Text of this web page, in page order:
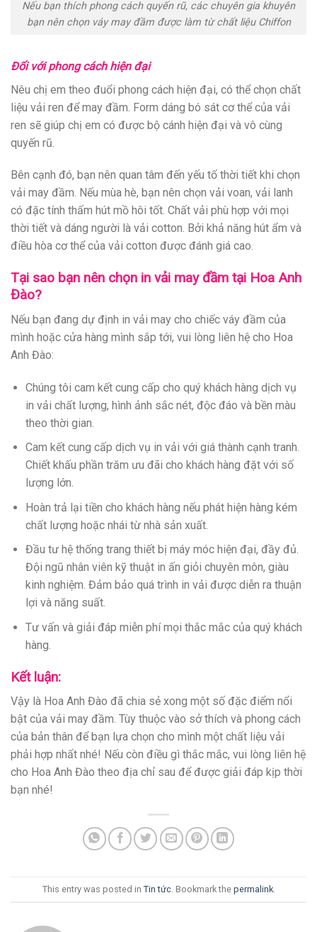
Nếu bạn thích phong cách quyến rũ, các chuyên gia khuyên
bạn nên chọn váy may đầm được làm từ chất liệu Chiffon
Đối với phong cách hiện đại
Nêu chị em theo đuổi phong cách hiện đại, có thể chọn chất
liệu vải ren để may đầm. Form dáng bó sát cơ thể của vải
ren sẽ giúp chị em có được bộ cánh hiện đại và vô cùng
quyến rũ.
Bên cạnh đó, bạn nên quan tâm đến yếu tố thời tiết khi chọn
vải may đầm. Nếu mùa hè, bạn nên chọn vải voan, vải lanh
có đặc tính thấm hút mồ hôi tốt. Chất vải phù hợp với mọi
thời tiết và dáng người là vải cotton. Bởi khả năng hút ẩm và
điều hòa cơ thể của vải cotton được đánh giá cao.
Tại sao bạn nên chọn in vải may đầm tại Hoa Anh
Đào?
Nếu bạn đang dự định in vải may cho chiếc váy đầm của
mình hoặc cửa hàng mình sắp tới, vui lòng liên hệ cho Hoa
Anh Đào:
Chúng tôi cam kết cung cấp cho quý khách hàng dịch vụ
in vải chất lượng, hình ảnh sắc nét, độc đáo và bền màu
theo thời gian.
Cam kết cung cấp dịch vụ in vải với giá thành cạnh tranh.
Chiết khấu phần trăm ưu đãi cho khách hàng đặt với số
lượng lớn.
Hoàn trả lại tiền cho khách hàng nếu phát hiện hàng kém
chất lượng hoặc nhái từ nhà sản xuất.
Đầu tư hệ thống trang thiết bị máy móc hiện đại, đầy đủ.
Đội ngũ nhân viên kỹ thuật in ấn giỏi chuyên môn, giàu
kinh nghiệm. Đảm bảo quá trình in vải được diễn ra thuận
lợi và năng suất.
Tư vấn và giải đáp miễn phí mọi thắc mắc của quý khách
hàng.
Kết luận:
Vậy là Hoa Anh Đào đã chia sẻ xong một số đặc điểm nổi
bật của vải may đầm. Tùy thuộc vào sở thích và phong cách
của bản thân để bạn lựa chọn cho mình một chất liệu vải
phải hợp nhất nhé! Nếu còn điều gì thắc mắc, vui lòng liên hệ
cho Hoa Anh Đào theo địa chỉ sau để được giải đáp kịp thời
bạn nhé!
This entry was posted in Tin tức. Bookmark the permalink.